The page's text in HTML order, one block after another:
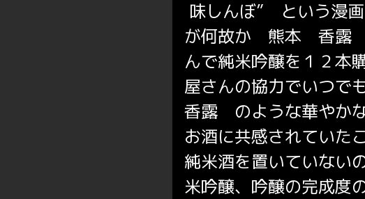
味しんぼ” という漫
が何故か 熊本 香露
んで純米吟醸を１２本
屋さんの協力でいつで
香露 のような華やか
お酒に共感されていた
純米酒を置いていない
米吟醸、吟醸の完成度